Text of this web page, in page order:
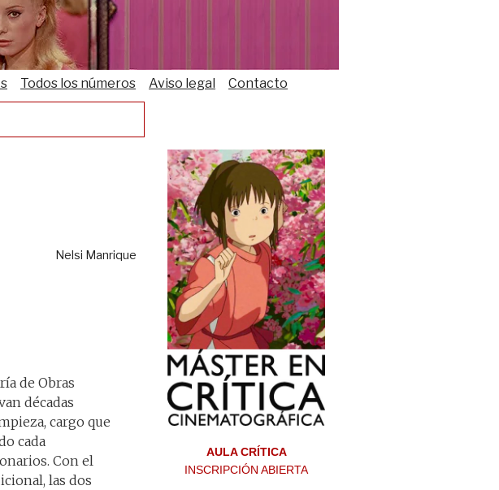
Todos los números Aviso legal Contacto
Nelsi Manrique
de Obras
décadas
cargo que
cada
Con el
las dos
AULA CRÍTICA
INSCRIPCIÓN ABIERTA